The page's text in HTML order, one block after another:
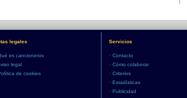
legales
es cancioneros
legal
de cookies
Servicios
• Contacto
• Cómo colaborar
• Criterios
• Estadísticas
• Publicidad